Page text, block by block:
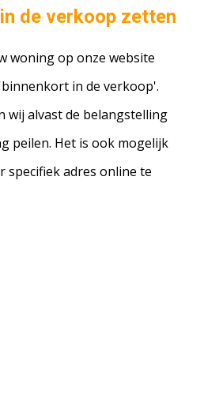
de verkoop zetten
woning op onze website
in de verkoop'.
wij alvast de belangstelling
peilen. Het is ook mogelijk
specifiek adres online te